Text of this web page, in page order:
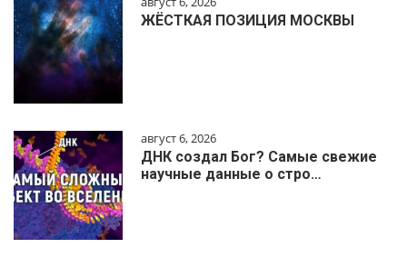
ЖЁСТКАЯ ПОЗИЦИЯ МОСКВЫ
август 6, 2026
ДНК создал Бог? Самые свежие
научные данные о стро…